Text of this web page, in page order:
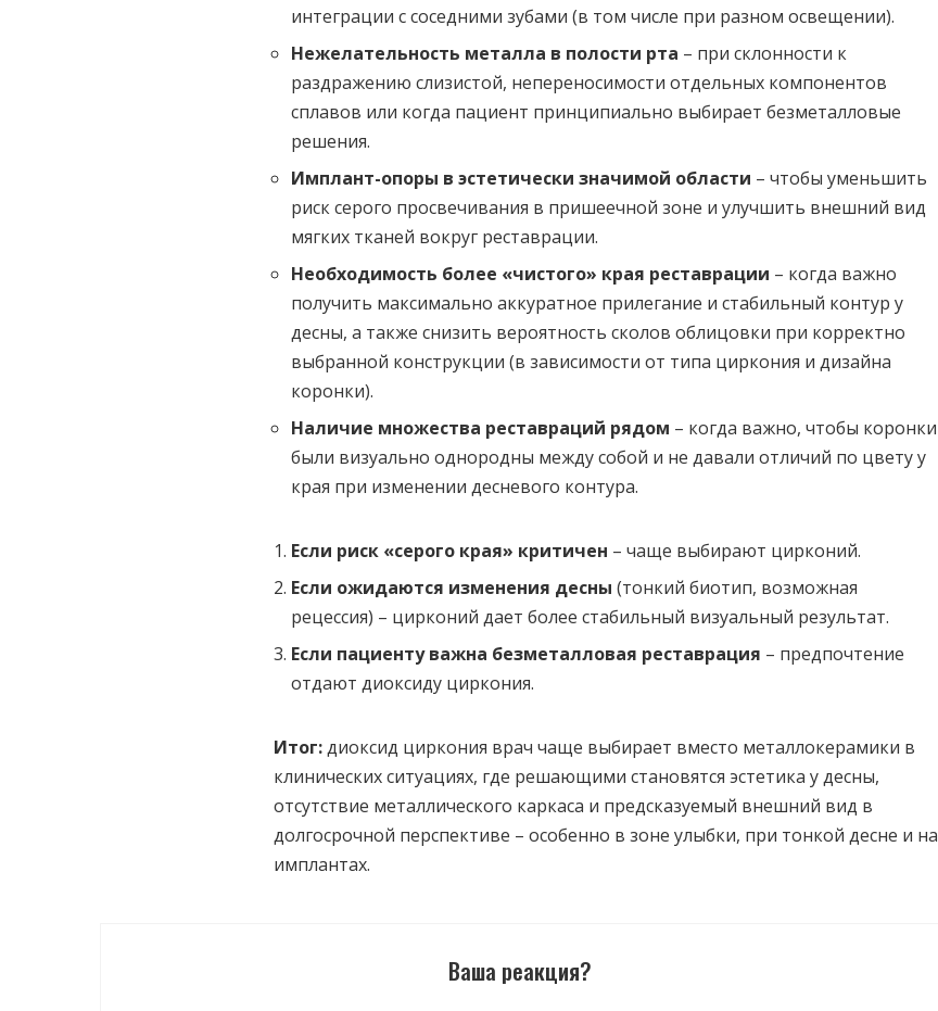
интеграции с соседними зубами (в том числе при разном освещении).
Нежелательность металла в полости рта – при склонности к
раздражению слизистой, непереносимости отдельных компонентов
сплавов или когда пациент принципиально выбирает безметалловые
решения.
Имплант-опоры в эстетически значимой области – чтобы уменьшить
риск серого просвечивания в пришеечной зоне и улучшить внешний вид
мягких тканей вокруг реставрации.
Необходимость более «чистого» края реставрации – когда важно
получить максимально аккуратное прилегание и стабильный контур у
десны, а также снизить вероятность сколов облицовки при корректно
выбранной конструкции (в зависимости от типа циркония и дизайна
коронки).
Наличие множества реставраций рядом – когда важно, чтобы коронки
были визуально однородны между собой и не давали отличий по цвету у
края при изменении десневого контура.
Если риск «серого края» критичен – чаще выбирают цирконий.
Если ожидаются изменения десны (тонкий биотип, возможная
рецессия) – цирконий дает более стабильный визуальный результат.
Если пациенту важна безметалловая реставрация – предпочтение
отдают диоксиду циркония.
Итог:диоксид циркония врач чаще выбирает вместо металлокерамики в
клинических ситуациях, где решающими становятся эстетика у десны,
отсутствие металлического каркаса и предсказуемый внешний вид в
долгосрочной перспективе – особенно в зоне улыбки, при тонкой десне и на
имплантах.
Ваша реакция?